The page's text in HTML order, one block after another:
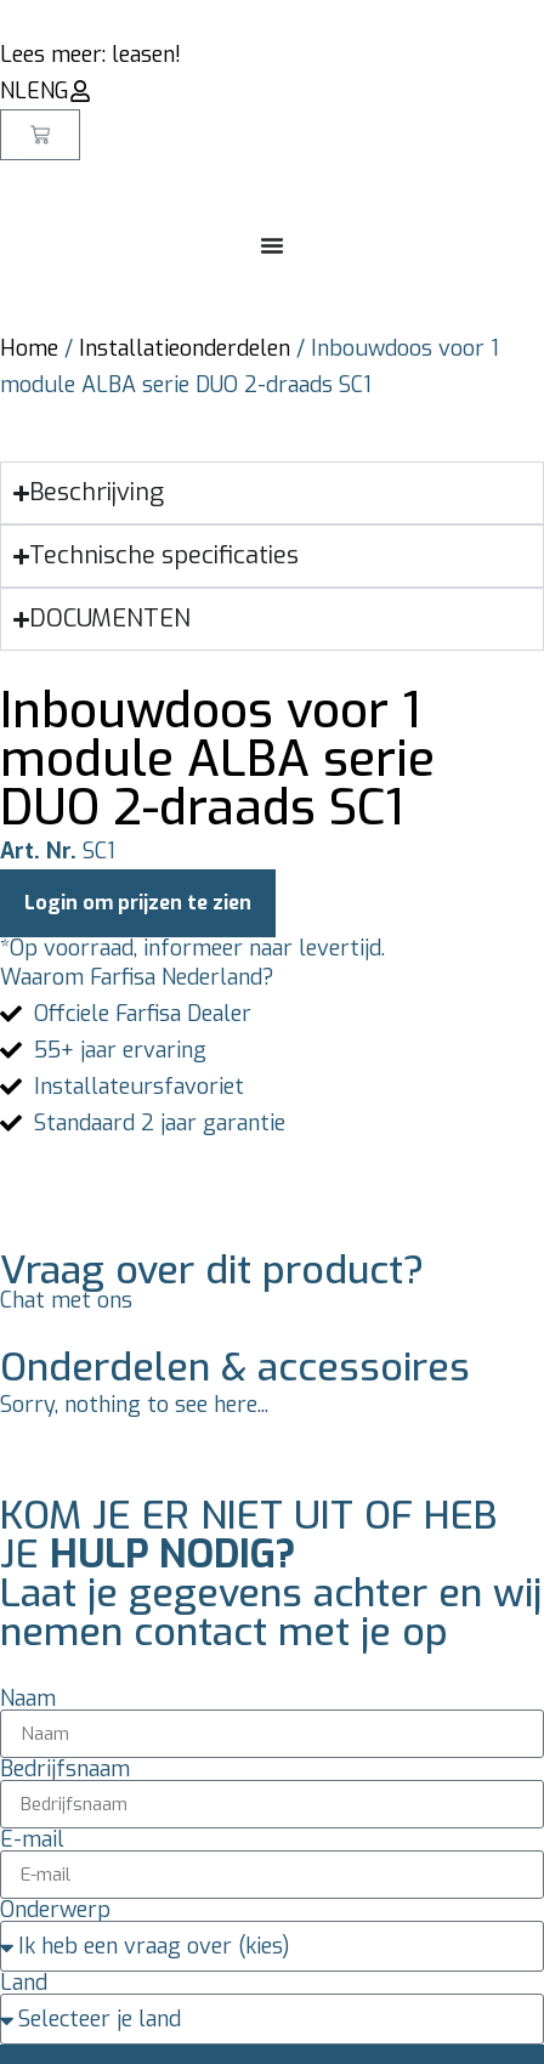
Lees meer: leasen!
NLENG
Home / Installatieonderdelen / Inbouwdoos voor 1
module ALBA serie DUO 2-draads SC1
Beschrijving
Technische specificaties
DOCUMENTEN
Inbouwdoos voor 1
module ALBA serie
DUO 2-draads SC1
Art. Nr. SC1
Login om prijzen te zien
*Op voorraad, informeer naar levertijd.
Waarom Farfisa Nederland?
Offciele Farfisa Dealer
55+ jaar ervaring
Installateursfavoriet
Standaard 2 jaar garantie
Vraag over dit product?
Chat met ons
Onderdelen & accessoires
Sorry, nothing to see here...
KOM JE ER NIET UIT OF HEB
JE HULP NODIG?
Laat je gegevens achter en wij
nemen contact met je op
Naam
Bedrijfsnaam
E-mail
Onderwerp
Land